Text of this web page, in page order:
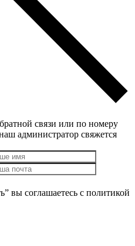
связи или по номеру
администратор свяжется
вы соглашаетесь с политикой